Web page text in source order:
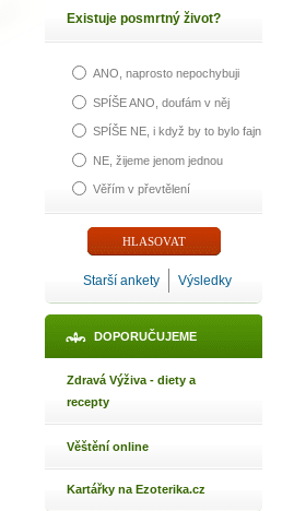
Existuje posmrtný život?
ANO, naprosto nepochybuji
SPÍŠE ANO, doufám v něj
SPÍŠE NE, i když by to bylo fajn
NE, žijeme jenom jednou
Věřím v převtělení
Starší ankety Výsledky
DOPORUČUJEME
Zdravá Výživa - diety a
recepty
Věštění online
Kartářky na Ezoterika.cz